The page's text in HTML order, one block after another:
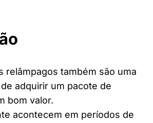
relâmpagos também são uma
adquirir um pacote de
bom valor.
acontecem em períodos de